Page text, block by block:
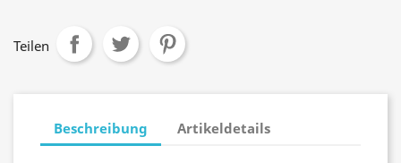
Teilen
Beschreibung Artikeldetails